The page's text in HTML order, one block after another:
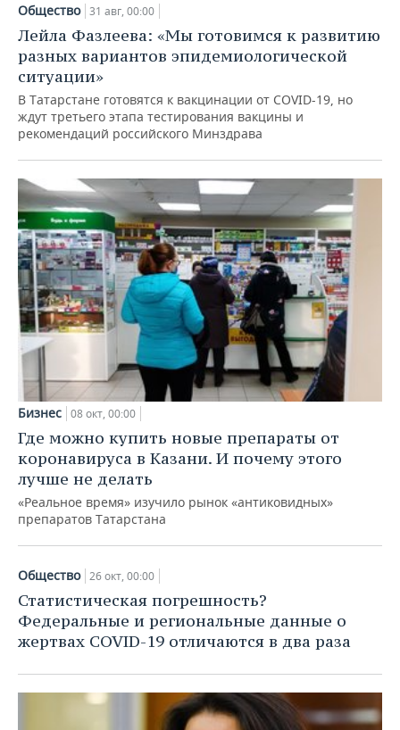
Общество 31 авг, 00:00
Лейла Фазлеева: «Мы готовимся к развитию
разных вариантов эпидемиологической
ситуации»
В Татарстане готовятся к вакцинации от COVID-19, но
ждут третьего этапа тестирования вакцины и
рекомендаций российского Минздрава
Бизнес 08 окт, 00:00
Где можно купить новые препараты от
коронавируса в Казани. И почему этого
лучше не делать
«Реальное время» изучило рынок «антиковидных»
препаратов Татарстана
Общество 26 окт, 00:00
Статистическая погрешность?
Федеральные и региональные данные о
жертвах COVID-19 отличаются в два раза